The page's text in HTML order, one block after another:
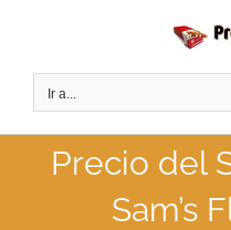
contenido
Ir a...
Precio del
Sam’s